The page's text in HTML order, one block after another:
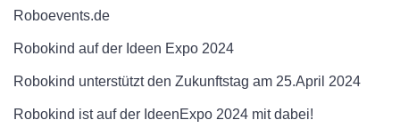
Roboevents.de
Robokind auf der Ideen Expo 2024
Robokind unterstützt den Zukunftstag am 25.April 2024
Robokind ist auf der IdeenExpo 2024 mit dabei!